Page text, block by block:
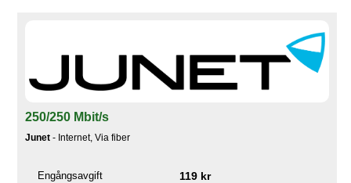
250/250 Mbit/s
Junet - Internet, Via fiber
Engångsavgift 119 kr